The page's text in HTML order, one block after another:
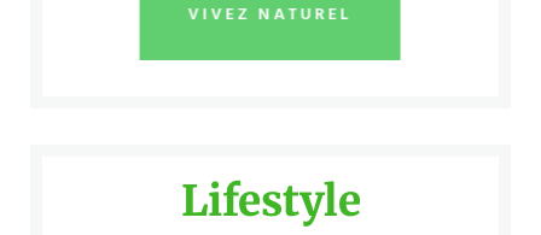
VIVEZ NATUREL
Lifestyle